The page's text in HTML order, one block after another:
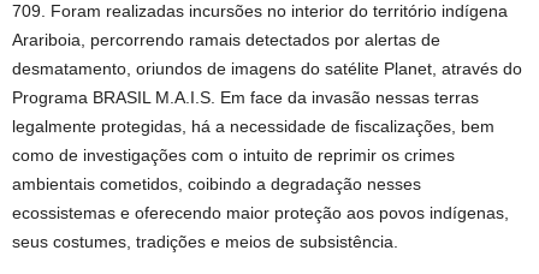
709. Foram realizadas incursões no interior do território indígena
Arariboia, percorrendo ramais detectados por alertas de
desmatamento, oriundos de imagens do satélite Planet, através do
Programa BRASIL M.A.I.S. Em face da invasão nessas terras
legalmente protegidas, há a necessidade de fiscalizações, bem
como de investigações com o intuito de reprimir os crimes
ambientais cometidos, coibindo a degradação nesses
ecossistemas e oferecendo maior proteção aos povos indígenas,
seus costumes, tradições e meios de subsistência.